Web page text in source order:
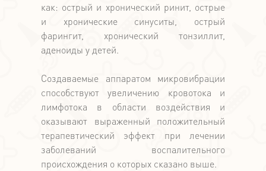
как: острый и хронический ринит, острые
и хронические синуситы, острый
фарингит, хронический тонзиллит,
аденоиды у детей.
Создаваемые аппаратом микровибрации
способствуют увеличению кровотока и
лимфотока в области воздействия и
оказывают выраженный положительный
терапевтический эффект при лечении
заболеваний воспалительного
происхождения о которых сказано выше.